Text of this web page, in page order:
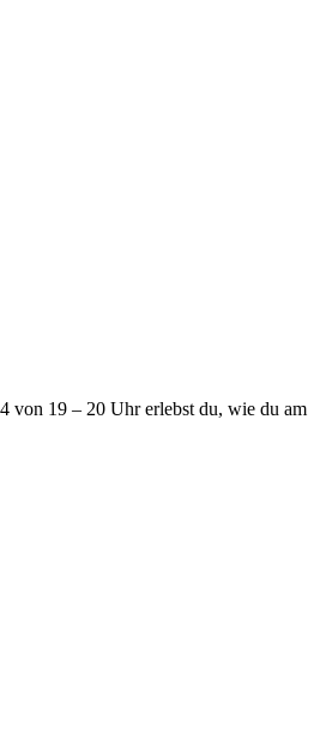
von 19 – 20 Uhr erlebst du, wie du am